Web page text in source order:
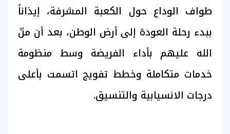
طواف الوداع حول الكعبة المشرفة، إيذاناً
ببدء رحلة العودة إلى أرض الوطن، بعد أن منّ
الله عليهم بأداء الفريضة وسط منظومة
خدمات متكاملة وخطط تفويج اتسمت بأعلى
درجات الانسيابية والتنسيق.